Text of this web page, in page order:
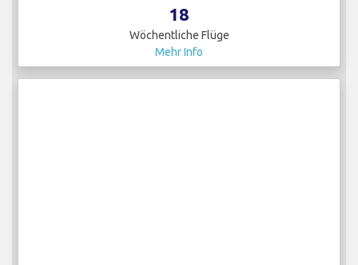
18
Wöchentliche Flüge
Mehr Info